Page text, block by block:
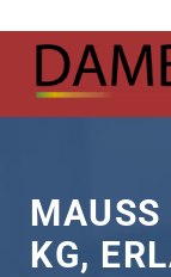
KG,